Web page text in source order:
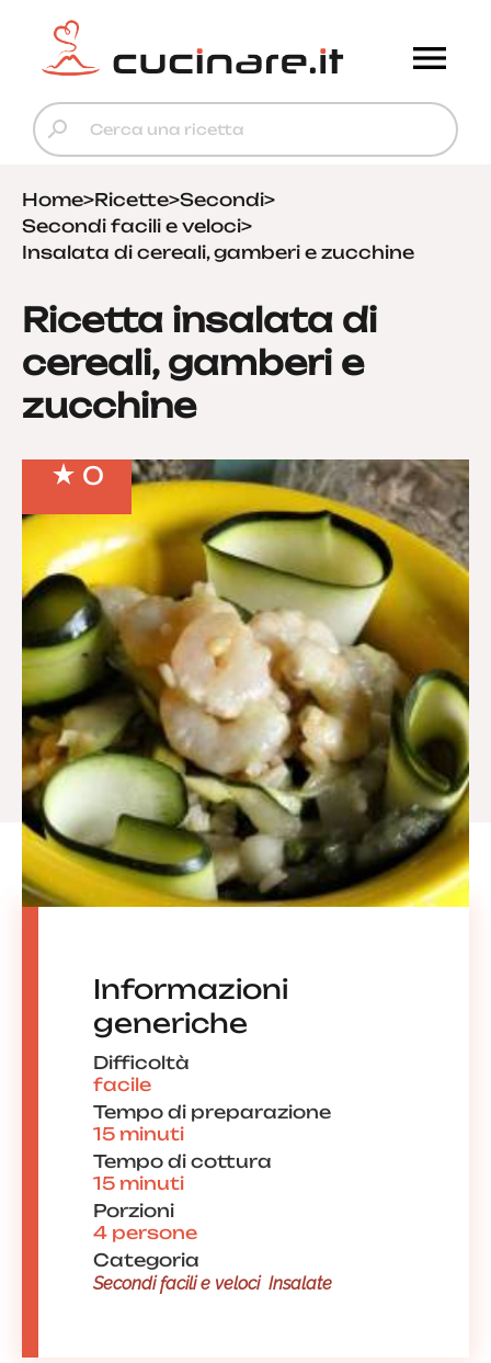
Home>Ricette>Secondi>
Secondi facili e veloci>
Insalata di cereali, gamberi e zucchine
Ricetta insalata di
cereali, gamberi e
zucchine
0
Informazioni
generiche
Difficoltà
facile
Tempo di preparazione
15 minuti
Tempo di cottura
15 minuti
Porzioni
4 persone
Categoria
Secondi facili e veloci Insalate